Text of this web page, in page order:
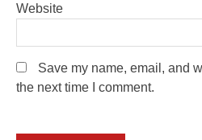
Website
Save my name, email, and
the next time I comment.